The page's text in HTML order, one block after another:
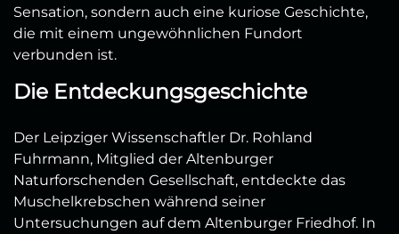
Sensation, sondern auch eine kuriose Geschichte,
die mit einem ungewöhnlichen Fundort
verbunden ist.
Die Entdeckungsgeschichte
Der Leipziger Wissenschaftler Dr. Rohland
Fuhrmann, Mitglied der Altenburger
Naturforschenden Gesellschaft, entdeckte das
Muschelkrebschen während seiner
Untersuchungen auf dem Altenburger Friedhof. In